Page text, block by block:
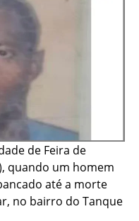
de Feira de
quando um homem
até a morte
no bairro do Tanque